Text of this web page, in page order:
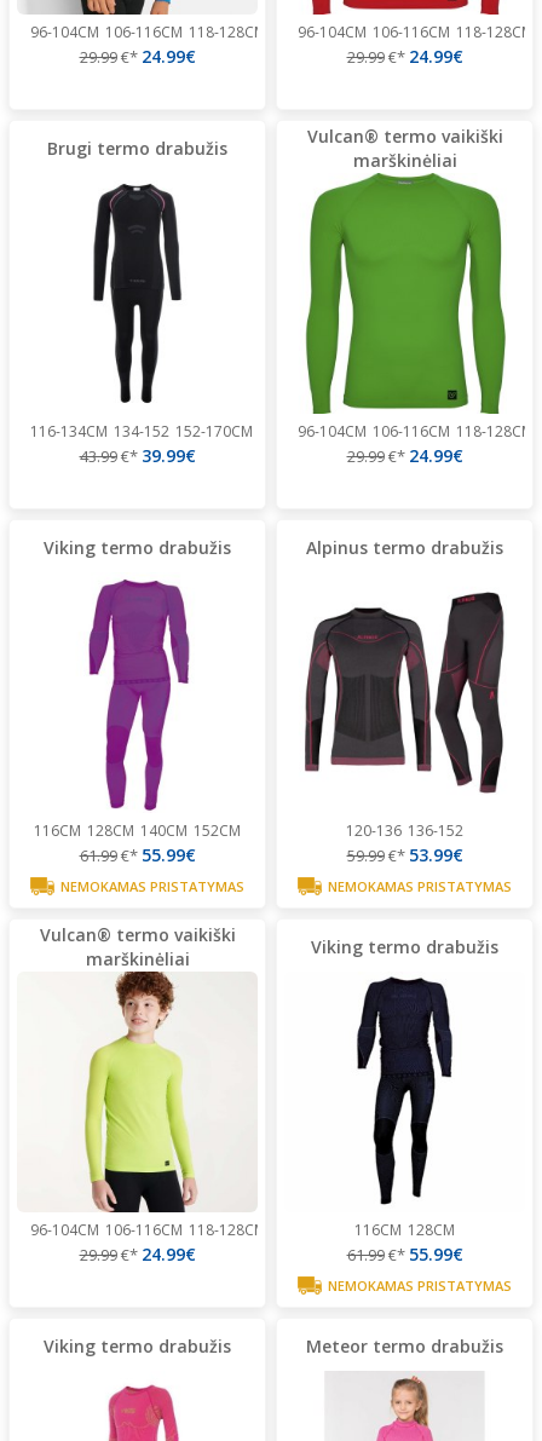
96-104CM 106-116CM 118-128CM 130-140CM 154-164CM 166-176CM
29.99€* 24.99€
96-104CM 106-116CM 118-128CM
29.99€* 24.99€
Brugi termo drabužis
116-134CM 134-152 152-170CM
43.99€* 39.99€
Vulcan® termo vaikiški
marškinėliai
96-104CM 106-116CM 118-128CM
29.99€* 24.99€
Viking termo drabužis
116CM 128CM 140CM 152CM
61.99€* 55.99€
NEMOKAMAS PRISTATYMAS
Alpinus termo drabužis
120-136 136-152
59.99€* 53.99€
NEMOKAMAS PRISTATYMAS
Vulcan® termo vaikiški
marškinėliai
96-104CM 106-116CM 118-128CM 154-164CM 166-176CM
29.99€* 24.99€
Viking termo drabužis
116CM 128CM
61.99€* 55.99€
NEMOKAMAS PRISTATYMAS
Viking termo drabužis Meteor termo drabužis